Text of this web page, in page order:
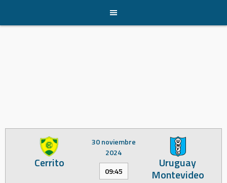
content
Cerrito Uruguay
Montevideo
30 noviembre
2024
09:45